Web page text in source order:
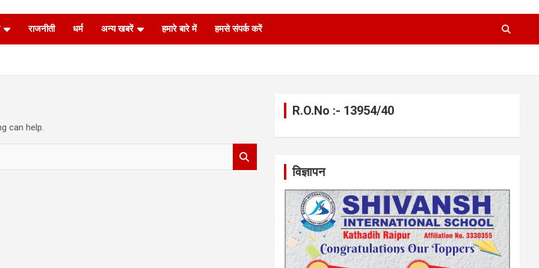
राजनीती धर्म अन्य खबरें हमारे बारे में हमसे संपर्क करें
can help.
R.O.No :- 13954/40
विज्ञापन